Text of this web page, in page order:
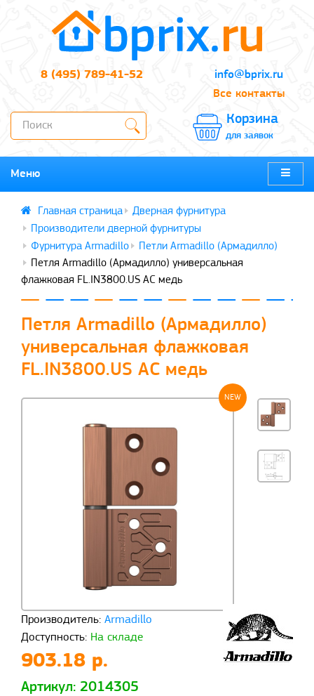
8 (495) 789-41-52
info@bprix.ru
Все контакты
Корзина
для заявок
Меню
Дверная фурнитура
Производители дверной фурнитуры
Фурнитура Armadillo
Петли Armadillo (Армадилло)
Петля Armadillo (Армадилло) универсальная
флажковая FL.IN3800.US AC медь
Петля Armadillo (Армадилло)
универсальная флажковая
FL.IN3800.US AC медь
NEW
Производитель: Armadillo
Доступность: На складе
903.18 р.
Артикул: 2014305